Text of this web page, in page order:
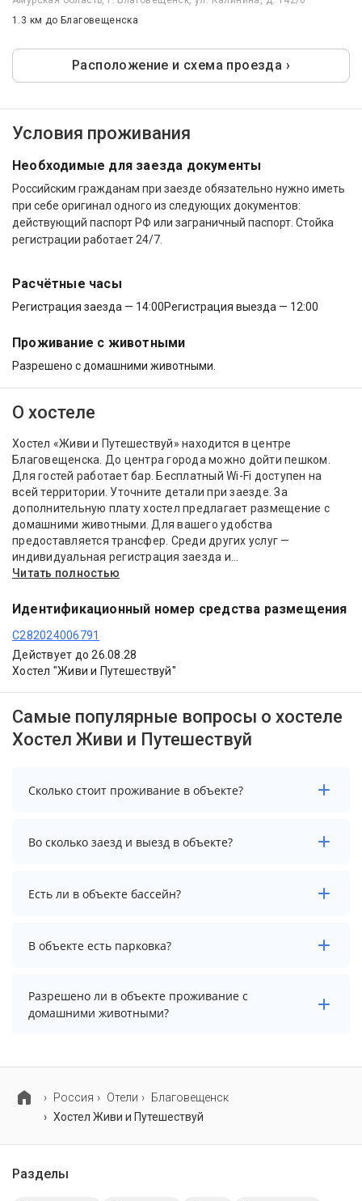
1.3 км до Благовещенска
Расположение и схема проезда ›
Условия проживания
Необходимые для заезда документы
Российским гражданам при заезде обязательно нужно иметь
при себе оригинал одного из следующих документов:
действующий паспорт РФ или заграничный паспорт. Стойка
регистрации работает 24/7.
Расчётные часы
Регистрация заезда — 14:00Регистрация выезда — 12:00
Проживание с животными
Разрешено с домашними животными.
О хостеле
Хостел «Живи и Путешествуй» находится в центре
Благовещенска. До центра города можно дойти пешком.
Для гостей работает бар. Бесплатный Wi-Fi доступен на
всей территории. Уточните детали при заезде. За
дополнительную плату хостел предлагает размещение с
домашними животными. Для вашего удобства
предоставляется трансфер. Среди других услуг —
индивидуальная регистрация заезда и...
Читать полностью
Идентификационный номер средства размещения
С282024006791
Действует до 26.08.28
Хостел "Живи и Путешествуй"
Самые популярные вопросы о хостеле
Хостел Живи и Путешествуй
Сколько стоит проживание в объекте?
Стоимость проживания в объекте начинается от 2705
рублей. Чтобы увидеть актуальные цены на
Во сколько заезд и выезд в объекте?
Заезд возможен после 14:00, а выезд необходимо
Есть ли в объекте бассейн?
В объекте нет бассейна.
В объекте есть парковка?
В объекте нет парковки.
Разрешено ли в объекте проживание с
домашними животными?
Россия Отели
Благовещенск
Хостел Живи и Путешествуй
Разделы